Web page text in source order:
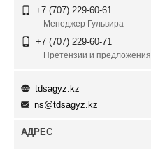
+7 (707) 229-60-61
Менеджер Гульвира
+7 (707) 229-60-71
Претензии и предложения
tdsagyz.kz
ns@tdsagyz.kz